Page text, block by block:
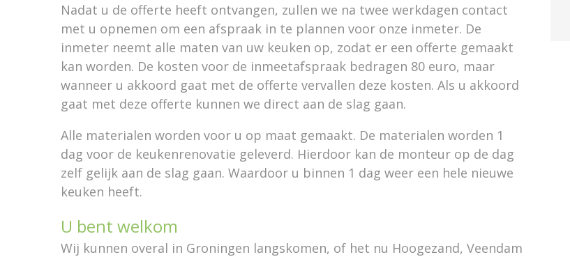
Nadat u de offerte heeft ontvangen, zullen we na twee werkdagen contact
met u opnemen om een afspraak in te plannen voor onze inmeter. De
inmeter neemt alle maten van uw keuken op, zodat er een offerte gemaakt
kan worden. De kosten voor de inmeetafspraak bedragen 80 euro, maar
wanneer u akkoord gaat met de offerte vervallen deze kosten. Als u akkoord
gaat met deze offerte kunnen we direct aan de slag gaan.
Alle materialen worden voor u op maat gemaakt. De materialen worden 1
dag voor de keukenrenovatie geleverd. Hierdoor kan de monteur op de dag
zelf gelijk aan de slag gaan. Waardoor u binnen 1 dag weer een hele nieuwe
keuken heeft.
U bent welkom
Wij kunnen overal in Groningen langskomen, of het nu Hoogezand, Veendam